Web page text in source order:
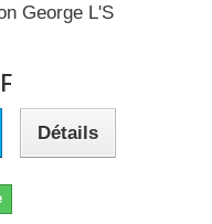
George L'S
Détails